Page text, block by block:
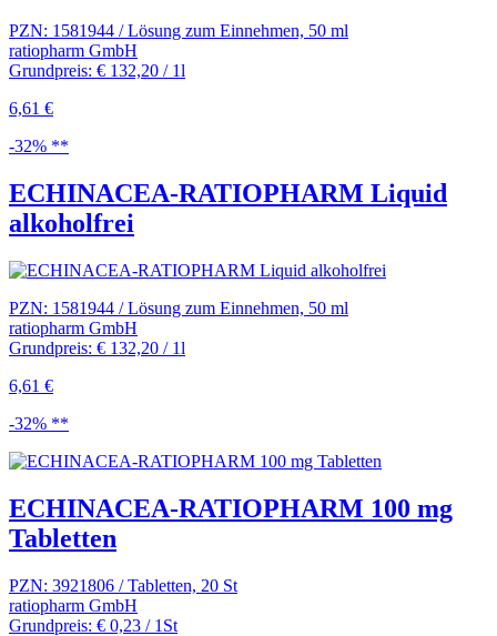
PZN: 1581944 / Lösung zum Einnehmen, 50 ml
ratiopharm GmbH
Grundpreis: € 132,20 / 1l
6,61 €
-32% **
ECHINACEA-RATIOPHARM Liquid
alkoholfrei
PZN: 1581944 / Lösung zum Einnehmen, 50 ml
ratiopharm GmbH
Grundpreis: € 132,20 / 1l
6,61 €
-32% **
ECHINACEA-RATIOPHARM 100 mg
Tabletten
PZN: 3921806 / Tabletten, 20 St
ratiopharm GmbH
Grundpreis: € 0,23 / 1St